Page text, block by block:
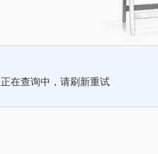
正在查询中，请刷新重试